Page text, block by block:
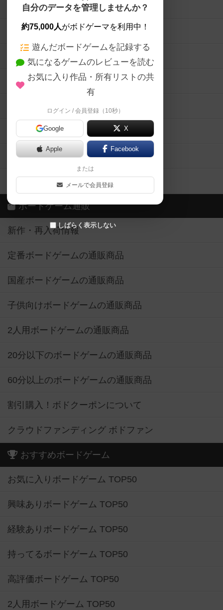
自分のデータを管理しませんか？
約75,000人がボドゲーマを利用中！
遊んだボードゲームを記録する
気になるゲームのレビューを読む
お気に入り作品・所有リストの共
有
ログイン / 会員登録（10秒）
Google X
Apple Facebook
または
メールで会員登録
しばらく表示しない
ボードゲームを検索する
ボードゲームの新着レビュー
ボードゲーム会情報
メカニクス特集
掲示板・トピックス
ボドとも・会員一覧
ボードゲーム業界コラム
ボドゲーマご利用案内
ボードゲーム通販
新作・再入荷情報
定番ボードゲームの通販商品
国産ボードゲームの通販商品
子供向けボードゲームの通販商品
2人用ボードゲームの通販商品
20分以下のボードゲームの通販商品
60分以上のボードゲームの通販商品
割引購入！ボドクーポンについて
クラウドファンディング ボドファン
おすすめボードゲーム
お気に入りボードゲーム TOP50
興味ありボードゲーム TOP50
経験ありボードゲーム TOP50
持ってるボードゲーム TOP50
高評価ボードゲーム TOP50
2人用ボードゲーム TOP50